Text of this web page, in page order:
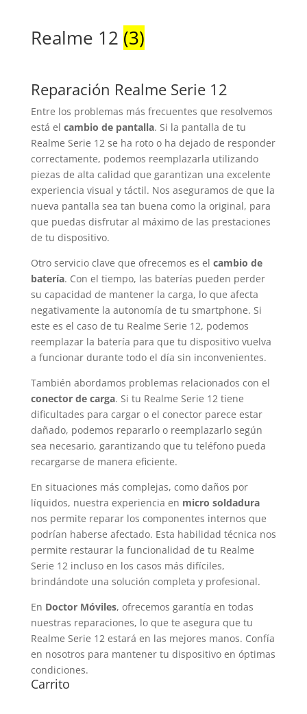
Realme 12 (3)
Reparación Realme Serie 12
Entre los problemas más frecuentes que resolvemos
está el cambio de pantalla. Si la pantalla de tu
Realme Serie 12 se ha roto o ha dejado de responder
correctamente, podemos reemplazarla utilizando
piezas de alta calidad que garantizan una excelente
experiencia visual y táctil. Nos aseguramos de que la
nueva pantalla sea tan buena como la original, para
que puedas disfrutar al máximo de las prestaciones
de tu dispositivo.
Otro servicio clave que ofrecemos es el cambio de
batería. Con el tiempo, las baterías pueden perder
su capacidad de mantener la carga, lo que afecta
negativamente la autonomía de tu smartphone. Si
este es el caso de tu Realme Serie 12, podemos
reemplazar la batería para que tu dispositivo vuelva
a funcionar durante todo el día sin inconvenientes.
También abordamos problemas relacionados con el
conector de carga. Si tu Realme Serie 12 tiene
dificultades para cargar o el conector parece estar
dañado, podemos repararlo o reemplazarlo según
sea necesario, garantizando que tu teléfono pueda
recargarse de manera eficiente.
En situaciones más complejas, como daños por
líquidos, nuestra experiencia en micro soldadura
nos permite reparar los componentes internos que
podrían haberse afectado. Esta habilidad técnica nos
permite restaurar la funcionalidad de tu Realme
Serie 12 incluso en los casos más difíciles,
brindándote una solución completa y profesional.
En Doctor Móviles, ofrecemos garantía en todas
nuestras reparaciones, lo que te asegura que tu
Realme Serie 12 estará en las mejores manos. Confía
en nosotros para mantener tu dispositivo en óptimas
condiciones.
Carrito